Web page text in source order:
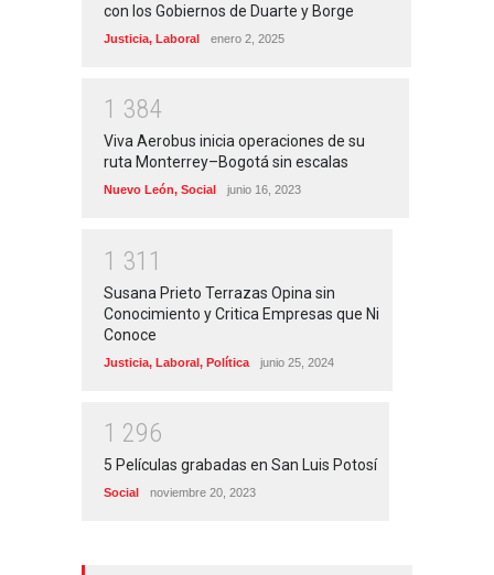
con los Gobiernos de Duarte y Borge
Justicia, Laboral enero 2, 2025
1 384
Viva Aerobus inicia operaciones de su
ruta Monterrey–Bogotá sin escalas
Nuevo León, Social junio 16, 2023
1 31 1
Susana Prieto Terrazas Opina sin
Conocimiento y Critica Empresas que Ni
Conoce
Justicia, Laboral, Política junio 25, 2024
1 296
5 Películas grabadas en San Luis Potosí
Social noviembre 20, 2023